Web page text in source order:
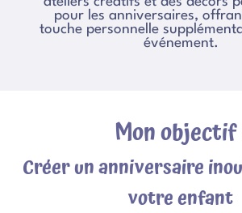
pour les anniversaires,
touche personnelle
événement.
Mon objectif
Créer un anniversaire
votre enfant